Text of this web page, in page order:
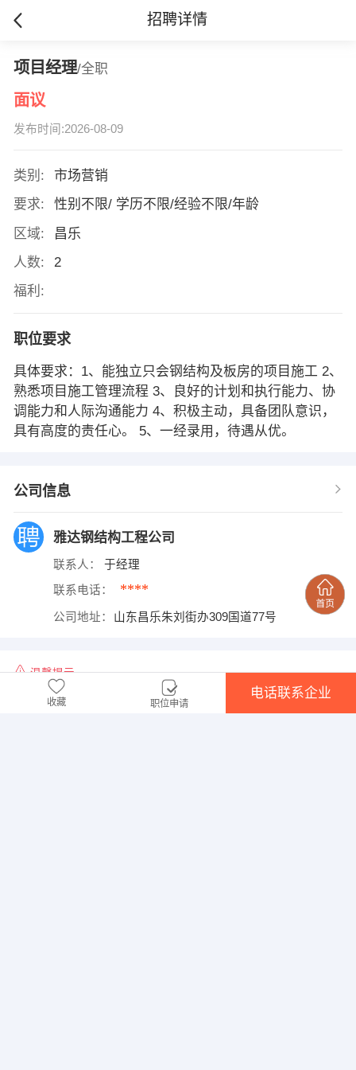
招聘详情
项目经理/全职
面议
发布时间:2026-08-09
类别:
市场营销
要求:
性别不限/ 学历不限/经验不限/年龄
区域:
昌乐
人数:
2
福利:
职位要求
具体要求：1、能独立只会钢结构及板房的项目施工 2、
熟悉项目施工管理流程 3、良好的计划和执行能力、协
调能力和人际沟通能力 4、积极主动，具备团队意识，
具有高度的责任心。 5、一经录用，待遇从优。
公司信息
雅达钢结构工程公司
联系人： 于经理
联系电话： ****
公司地址： 山东昌乐朱刘街办309国道77号
温馨提示
1、本平台仅供信息发布，不会收取押金、保证金，请微友务必谨慎！
www.mmzssj.com上看到该招聘信息
收藏 职位申请
电话联系企业